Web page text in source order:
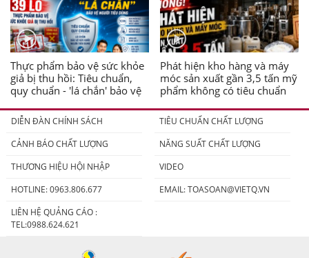
Thực phẩm bảo vệ sức khỏe
giả bị thu hồi: Tiêu chuẩn,
quy chuẩn - 'lá chắn' bảo vệ
Phát hiện kho hàng và máy
móc sản xuất gần 3,5 tấn mỹ
phẩm không có tiêu chuẩn
DIỄN ĐÀN CHÍNH SÁCH
TIÊU CHUẨN CHẤT LƯỢNG
CẢNH BÁO CHẤT LƯỢNG
NĂNG SUẤT CHẤT LƯỢNG
THƯƠNG HIỆU HỘI NHẬP
VIDEO
HOTLINE: 0963.806.677
EMAIL:TOASOAN@VIETQ.VN
LIÊN HỆ QUẢNG CÁO :
TEL:0988.624.621